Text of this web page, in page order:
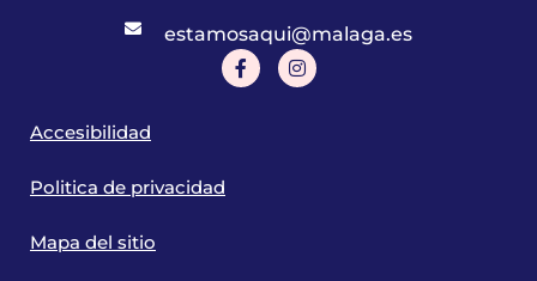
estamosaqui@malaga.es
Accesibilidad
Politica de privacidad
Mapa del sitio